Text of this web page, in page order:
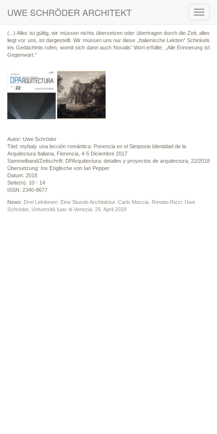
UWE SCHRÖDER ARCHITEKT
(...) Alles ist gültig, wir müssen nichts übersetzen oder übertragen durch die Zeit, alles
liegt vor uns, ist dargestellt. Wir müssen uns nur diese „Italienische Lektion“ Schinkels
ins Gedächtnis rufen, womit sich dann auch Novalis‘ Wort erfüllte: „Alle Erinnerung ist
Gegenwart.“
Autor: Uwe Schröder
Titel: myItaly. una lección romántica: Ponencia en el Simposio Identidad de la
Arquitectura Italiana, Florencia, 4-5 Diciembre 2017
Sammelband/Zeitschrift: DPArquitectura: detalles y proyectos de arquitectura, 22/2018
Übersetzung: Ins Englische von Ian Pepper
Datum: 2018
Seite(n): 10 - 14
ISSN: 2340-8677
News: Drei Lektionen. Eine Stunde Architektur. Carlo Moccia. Renato Rizzi. Uwe
Schröder, Università Iuav di Venezia, 26. April 2018